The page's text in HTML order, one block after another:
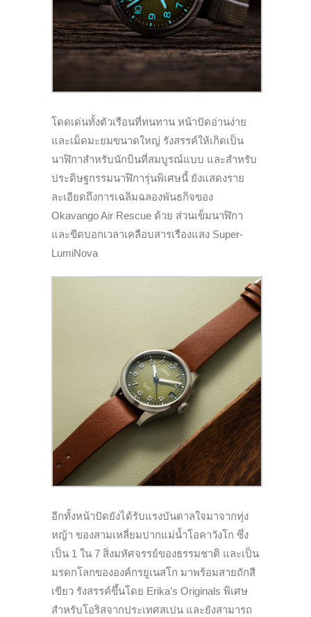
โดดเด่นทั้งตัวเรือนที่ทนทาน หน้าปัดอ่านง่าย
และเม็ดมะยมขนาดใหญ่ รังสรรค์ให้เกิดเป็น
นาฬิกาสำหรับนักบินที่สมบูรณ์แบบ และสำหรับ
ประดิษฐกรรมนาฬิการุ่นพิเศษนี้ ยังแสดงราย
ละเอียดถึงการเฉลิมฉลองพันธกิจของ
Okavango Air Rescue ด้วย ส่วนเข็มนาฬิกา
และขีดบอกเวลาเคลือบสารเรืองแสง Super-
LumiNova
อีกทั้งหน้าปัดยังได้รับแรงบันดาลใจมาจากทุ่ง
หญ้า ของสามเหลี่ยมปากแม่น้ำโอคาวังโก ซึ่ง
เป็น 1 ใน 7 สิ่งมหัศจรรย์ของธรรมชาติ และเป็น
มรดกโลกขององค์กรยูเนสโก มาพร้อมสายถักสี
เขียว รังสรรค์ขึ้นโดย Erika’s Originals พิเศษ
สำหรับโอริสจากประเทศสเปน และยังสามารถ